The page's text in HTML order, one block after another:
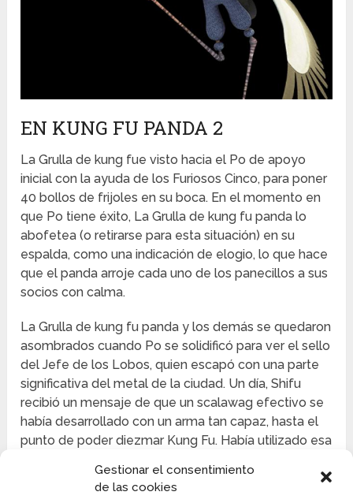
Gestionar el consentimiento
de las cookies
EN KUNG FU PANDA 2
La Grulla de kung fue visto hacia el Po de apoyo
inicial con la ayuda de los Furiosos Cinco, para poner
40 bollos de frijoles en su boca. En el momento en
que Po tiene éxito, La Grulla de kung fu panda lo
abofetea (o retirarse para esta situación) en su
espalda, como una indicación de elogio, lo que hace
que el panda arroje cada uno de los panecillos a sus
socios con calma.
La Grulla de kung fu panda y los demás se quedaron
asombrados cuando Po se solidificó para ver el sello
del Jefe de los Lobos, quien escapó con una parte
significativa del metal de la ciudad. Un día, Shifu
recibió un mensaje de que un scalawag efectivo se
había desarrollado con un arma tan capaz, hasta el
punto de poder diezmar Kung Fu. Había utilizado esa
superar la Ciudad de Gongmen.